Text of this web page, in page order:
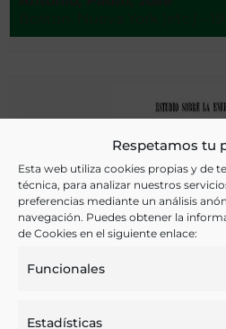
Respetamos tu
Esta web utiliza cookies propias y de
técnica, para analizar nuestros
preferencias mediante un análisis
navegación. Puedes obtener la
de Cookies en el siguiente enlace:
Funcionales
Estadísticas